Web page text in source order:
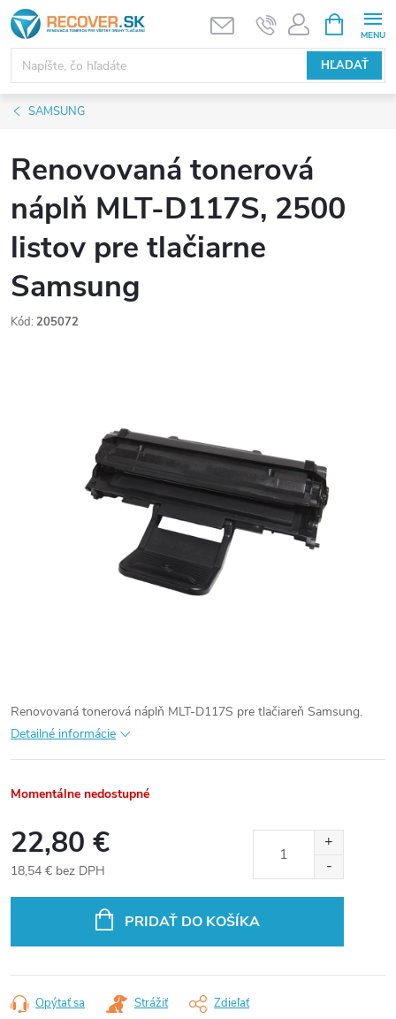
Prejsť
na
obsah
HĽADAŤ
KOŠÍK
SAMSUNG
Renovovaná tonerová
náplň MLT-D117S, 2500
listov pre tlačiarne
Samsung
Kód: 205072
Renovovaná tonerová náplň MLT-D117S pre tlačiareň Samsung.
Detailné informácie
Momentálne nedostupné
22,80 €
18,54 € bez DPH
PRIDAŤ DO KOŠÍKA
Opýtať sa Strážiť Zdieľať